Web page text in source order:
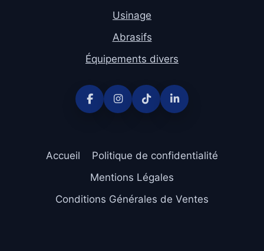
Usinage
Abrasifs
Équipements divers
Accueil
Politique de confidentialité
Mentions Légales
Conditions Générales de Ventes